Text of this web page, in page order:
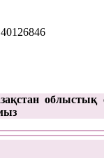
облыстық